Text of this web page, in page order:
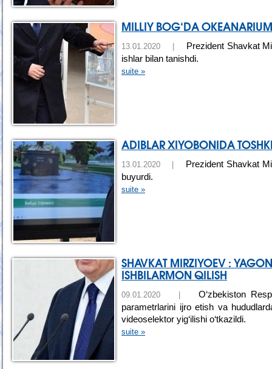
MILLIY BOG‘DA
13.01.2020 |
Prezident Shavkat
ishlar bilan tanishdi.
suite »
ADIBLAR XIYOBONIDA
13.01.2020 |
Prezident Shavkat
buyurdi.
suite »
SHAVKAT MIRZIYOEV :
ISHBILARMON QILISH
09.01.2020 |
O‘zbekiston
parametrlarini ijro etish va
videoselektor yig‘ilishi o‘tkazildi.
suite »